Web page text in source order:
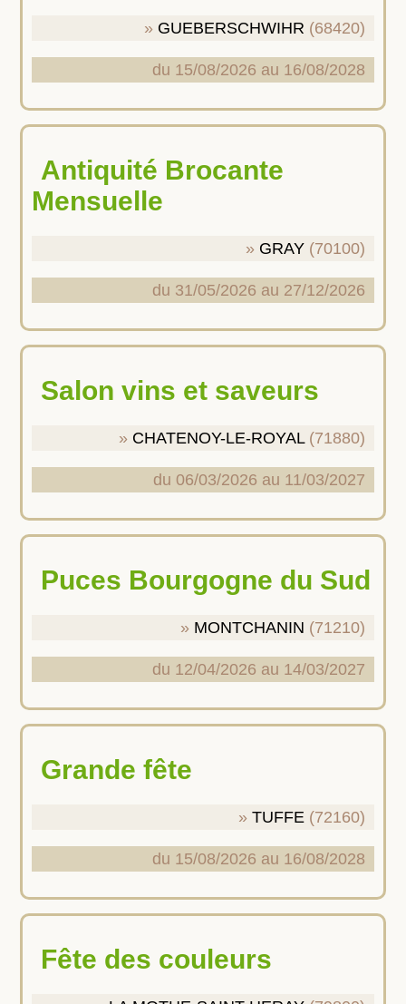
GUEBERSCHWIHR (68420)
du 15/08/2026 au 16/08/2028
Antiquité Brocante
Mensuelle
GRAY (70100)
du 31/05/2026 au 27/12/2026
Salon vins et saveurs
CHATENOY-LE-ROYAL(71880)
du 06/03/2026 au 11/03/2027
Puces Bourgogne du Sud
MONTCHANIN (71210)
du 12/04/2026 au 14/03/2027
Grande fête
TUFFE (72160)
du 15/08/2026 au 16/08/2028
Fête des couleurs